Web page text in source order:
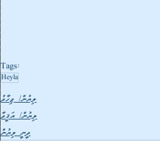
Tags:
Heyla
ލިޔުން/ ޖިހާދު
ލިޔުން/ އަޤީދާ
ދީނީ ލިޔުން